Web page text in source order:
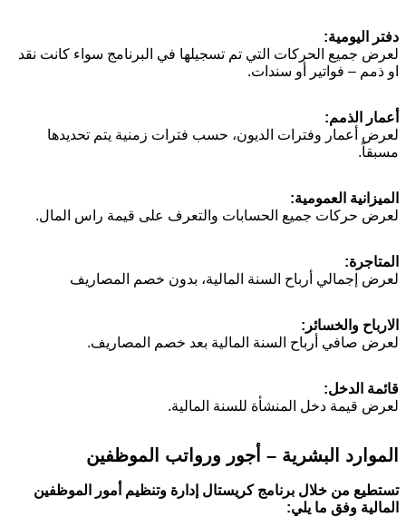
دفتر اليومية:
لعرض جميع الحركات التي تم تسجيلها في البرنامج سواء كانت نقد
او ذمم – فواتير أو سندات.
أعمار الذمم:
لعرض أعمار وفترات الديون، حسب فترات زمنية يتم تحديدها
مسبقاً.
الميزانية العمومية:
لعرض حركات جميع الحسابات والتعرف على قيمة راس المال.
المتاجرة:
لعرض إجمالي أرباح السنة المالية، بدون خصم المصاريف
الارباح والخسائر:
لعرض صافي أرباح السنة المالية بعد خصم المصاريف.
قائمة الدخل:
لعرض قيمة دخل المنشأة للسنة المالية.
الموارد البشرية – أجور ورواتب الموظفين
تستطيع من خلال برنامج كريستال إدارة وتنظيم أمور الموظفين
المالية وفق ما يلي: